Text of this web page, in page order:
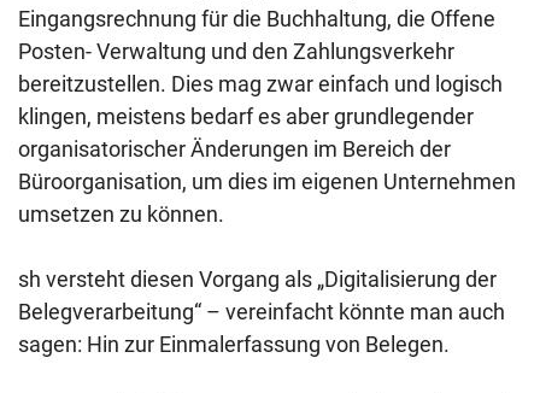
Eingangsrechnung für die Buchhaltung, die Offene
Posten- Verwaltung und den Zahlungsverkehr
bereitzustellen. Dies mag zwar einfach und logisch
klingen, meistens bedarf es aber grundlegender
organisatorischer Änderungen im Bereich der
Büroorganisation, um dies im eigenen Unternehmen
umsetzen zu können.
sh versteht diesen Vorgang als „Digitalisierung der
Belegverarbeitung“ – vereinfacht könnte man auch
sagen: Hin zur Einmalerfassung von Belegen.